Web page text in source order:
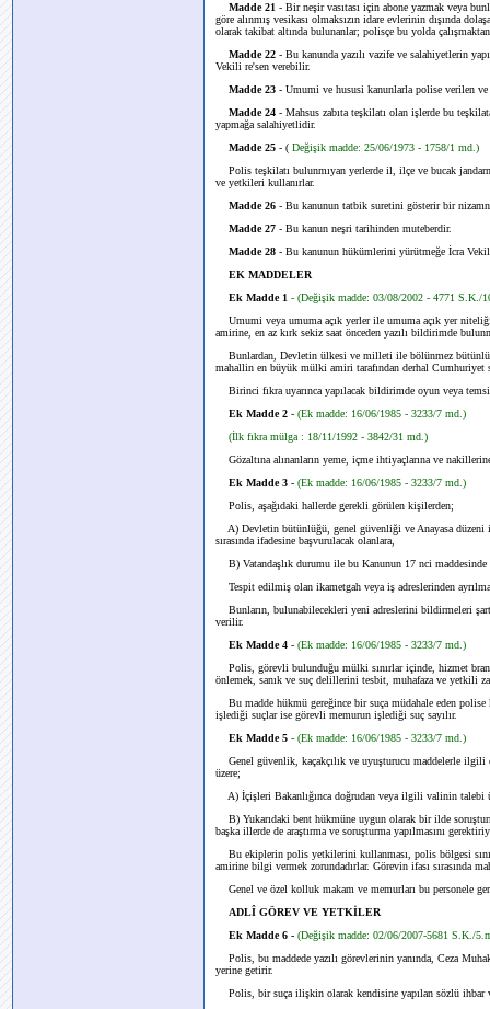
Madde 21 - Bir neşir vasıtası için abone yazmak veya
göre alınmış vesikası olmaksızın idare evlerinin dışında
olarak takibat altında bulunanlar; polisçe bu yolda
Madde 22 - Bu kanunda yazılı vazife ve salahiyetlerin
Vekili re'sen verebilir.
Madde 23 - Umumi ve hususi kanunlarla polise verilen
Madde 24 - Mahsus zabıta teşkilatı olan işlerde bu
yapmağa salahiyetlidir.
Madde 25 - ( Değişik madde: 25/06/1973 - 1758/1 md.)
Polis teşkilatı bulunmıyan yerlerde il, ilçe ve bucak
ve yetkileri kullanırlar.
Madde 26 - Bu kanunun tatbik suretini gösterir bir
Madde 27 - Bu kanun neşri tarihinden muteberdir.
Madde 28 - Bu kanunun hükümlerini yürütmeğe İcra
EK MADDELER
Ek Madde 1 - (Değişik madde: 03/08/2002 - 4771 S.K./
Umumi veya umuma açık yerler ile umuma açık yer
amirine, en az kırk sekiz saat önceden yazılı bildirimde
Bunlardan, Devletin ülkesi ve milleti ile bölünmez
mahallin en büyük mülki amiri tarafından derhal Cumhuriyet
Birinci fıkra uyarınca yapılacak bildirimde oyun veya
Ek Madde 2 - (Ek madde: 16/06/1985 - 3233/7 md.)
(İlk fıkra mülga : 18/11/1992 - 3842/31 md.)
Gözaltına alınanların yeme, içme ihtiyaçlarına ve
Ek Madde 3 - (Ek madde: 16/06/1985 - 3233/7 md.)
Polis, aşağıdaki hallerde gerekli görülen kişilerden;
A) Devletin bütünlüğü, genel güvenliği ve Anayasa düzeni
sırasında ifadesine başvurulacak olanlara,
B) Vatandaşlık durumu ile bu Kanunun 17 nci
Tespit edilmiş olan ikametgah veya iş adreslerinden
Bunların, bulunabilecekleri yeni adreslerini bildirmeleri
verilir.
Ek Madde 4 - (Ek madde: 16/06/1985 - 3233/7 md.)
Polis, görevli bulunduğu mülki sınırlar içinde, hizmet
önlemek, sanık ve suç delillerini tesbit, muhafaza ve yetkili
Bu madde hükmü gereğince bir suça müdahale eden
işlediği suçlar ise görevli memurun işlediği suç sayılır.
Ek Madde 5 - (Ek madde: 16/06/1985 - 3233/7 md.)
Genel güvenlik, kaçakçılık ve uyuşturucu maddelerle ilgili
üzere;
A) İçişleri Bakanlığınca doğrudan veya ilgili valinin talebi
B) Yukarıdaki bent hükmüne uygun olarak bir ilde
başka illerde de araştırma ve soruşturma yapılmasını
Bu ekiplerin polis yetkilerini kullanması, polis bölgesi
amirine bilgi vermek zorundadırlar. Görevin ifası sırasında
Genel ve özel kolluk makam ve memurları bu personele
ADLÎ GÖREV VE YETKİLER
Ek Madde 6 - (Değişik madde: 02/06/2007-5681 S.K./
Polis, bu maddede yazılı görevlerinin yanında, Ceza
yerine getirir.
Polis, bir suça ilişkin olarak kendisine yapılan sözlü ihbar